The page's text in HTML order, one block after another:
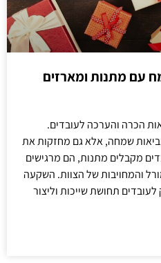
עם מתנות ומארזים
הכרה והערכה לעובדים.
שמחה, אלא גם מחזקות את
מקבלים מתנות, הם מרגישים
והמחויבות של הצוות. השקעה
תחושת שייכות וליצור